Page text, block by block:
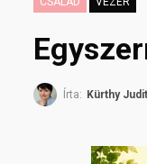
Írta: Kürthy Judit